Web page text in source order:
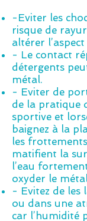
-Eviter les
risque de
altérer
- Le contact
détergents
métal.
- Eviter de
de la pratique
sportive et
baignez à la
les
matifient la
l’eau
oxyder le
- Evitez de les
ou dans une
car l’humidité